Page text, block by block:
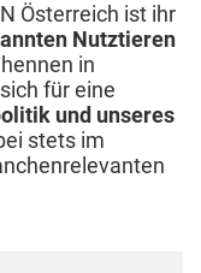
Österreich ist ihr
Nutztieren
in
für eine
und unseres
stets im